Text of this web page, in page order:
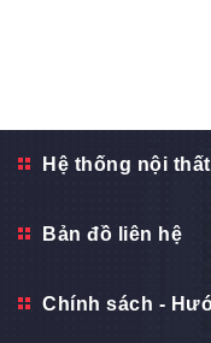
Hệ thống nội
Bản đồ liên hệ
Chính sách -